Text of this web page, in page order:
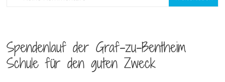
Spendenlauf der Graf-zu-Bentheim
Schule für den guten Zweck